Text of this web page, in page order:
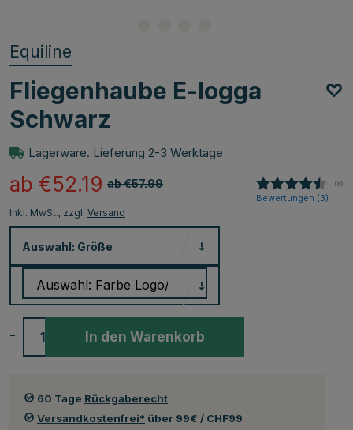
Equiline
Fliegenhaube E-logga
Schwarz
Lagerware. Lieferung 2-3 Werktage
ab €57.99
ab €52.19 (8)
Bewertungen (3)
Inkl. MwSt., zzgl. Versand
Auswahl: Größe
- In den Warenkorb
60 Tage Rückgaberecht
Versandkostenfrei* über 99€ / CHF99